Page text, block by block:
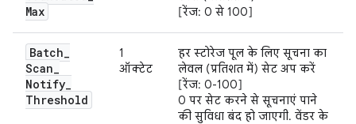
Max
[रेंज: 0 से 100]
Batch_
Scan_
Notify_
Threshold
1
ऑक्टेट
हर स्टोरेज पूल के लिए सूचना का
लेवल (प्रतिशत में) सेट अप करें
[रेंज: 0-100]
0 पर सेट करने से सूचनाएं पाने
की सुविधा बंद हो जाएगी. वेंडर के